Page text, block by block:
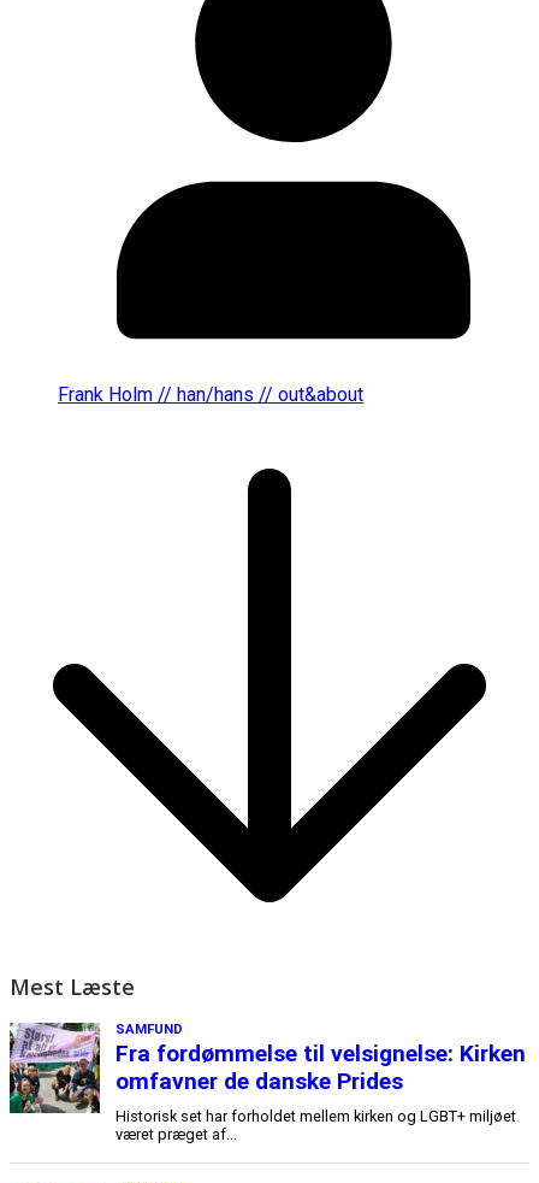
Frank Holm // han/hans // out&about
Mest Læste
SAMFUND
Fra fordømmelse til velsignelse: Kirken
omfavner de danske Prides
Historisk set har forholdet mellem kirken og LGBT+ miljøet
været præget af...